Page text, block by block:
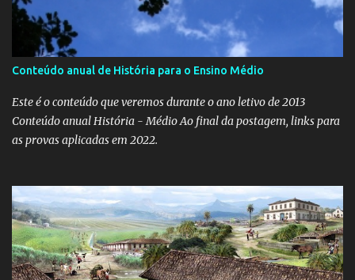
Conteúdo anual de História para o Ensino Médio
Este é o conteúdo que veremos durante o ano letivo de 2013
Conteúdo anual História - Médio Ao final da postagem, links para
as provas aplicadas em 2022.